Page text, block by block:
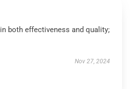
both effectiveness and quality;
Nov 27, 2024